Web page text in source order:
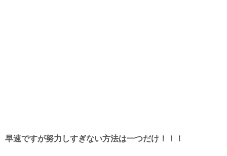
早速ですが努力しすぎない方法は一つだけ！！！